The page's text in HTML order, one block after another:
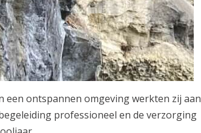
een ontspannen omgeving werkten zij aan
professioneel en de verzorging